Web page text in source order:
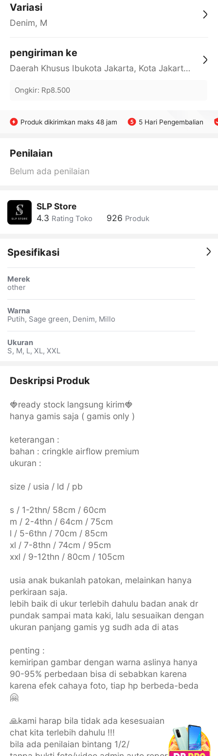
Variasi
Denim, M
pengiriman ke
Daerah Khusus Ibukota Jakarta, Kota Jakarta Barat, Cengkareng, yy
Ongkir: Rp8.500
Produk dikirimkan maks 48 jam 5 Hari Pengembalian
Penilaian
Belum ada penilaian
SLP Store
4.3 Rating Toko 926 Produk
Spesifikasi
Merek
other
Warna
Putih, Sage green, Denim, Millo
Ukuran
S, M, L, XL, XXL
Deskripsi Produk
🍓ready stock langsung kirim🍓
hanya gamis saja ( gamis only )
keterangan :
bahan : cringkle airflow premium
ukuran :
size / usia / ld / pb
s / 1-2thn/ 58cm / 60cm
m / 2-4thn / 64cm / 75cm
l / 5-6thn / 70cm / 85cm
xl / 7-8thn / 74cm / 95cm
xxl / 9-12thn / 80cm / 105cm
usia anak bukanlah patokan, melainkan hanya
perkiraan saja.
lebih baik di ukur terlebih dahulu badan anak dr
pundak sampai mata kaki, lalu sesuaikan dengan
ukuran panjang gamis yg sudh ada di atas
penting :
kemiripan gambar dengan warna aslinya hanya
90-95% perbedaan bisa di sebabkan karena
karena efek cahaya foto, tiap hp berbeda-beda
🤗
🙏kami harap bila tidak ada kesesuaian
chat kita terlebih dahulu !!!
bila ada penilaian bintang 1/2/